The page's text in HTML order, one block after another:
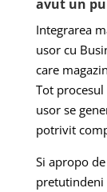
avut un
Integrarea
usor cu
care
Tot
usor se
potrivit
Si apropo